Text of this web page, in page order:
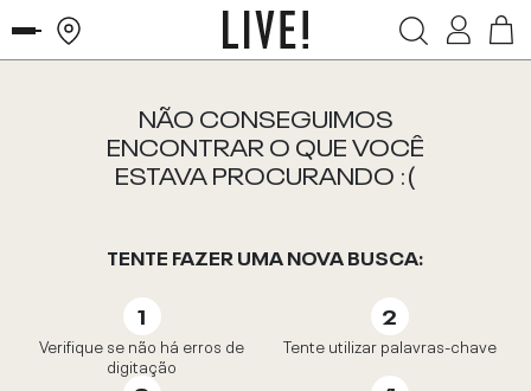
NÃO CONSEGUIMOS
ENCONTRAR O QUE VOCÊ
ESTAVA PROCURANDO :(
TENTE FAZER UMA NOVA BUSCA:
Verifique se não há erros de
digitação
Tente utilizar palavras-chave